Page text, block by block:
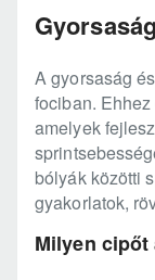
A gyorsaság
fociban.
amelyek
bólyák közötti
gyakorlatok,
Milyen cipőt